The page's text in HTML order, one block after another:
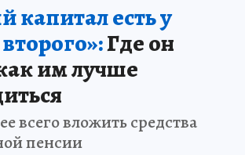
капитал есть у
Где он
им лучше
всего вложить средства
пенсии